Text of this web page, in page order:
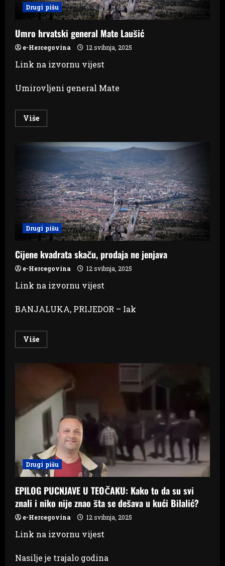
Drugi pišu
Umro hrvatski general Mate Laušić
e-Hercegovina 12 svibnja, 2025
Link na izvornu vijest
Umirovljeni general Mate
VišeRead
more
hrvatski
general
Drugi pišu
Cijene kvadrata skaču, prodaja ne jenjava
e-Hercegovina 12 svibnja, 2025
Link na izvornu vijest
BANJALUKA, PRIJEDOR – Iak
VišeRead
more
kvadrata
jenjava
Drugi pišu
EPILOG PUCNJAVE U TEOČAKU: Kako to da su svi
znali i niko nije znao šta se dešava u kući Bilalić?
e-Hercegovina 12 svibnja, 2025
Link na izvornu vijest
Nasilje je trajalo godina